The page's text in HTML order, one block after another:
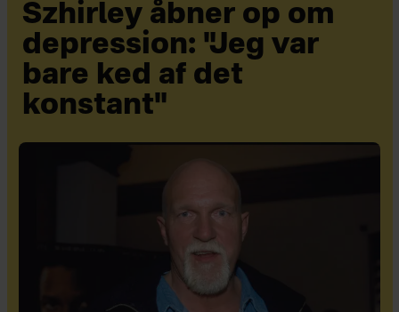
Szhirley åbner op om
depression: "Jeg var
bare ked af det
konstant"